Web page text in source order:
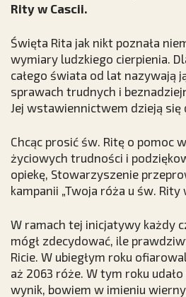
Rity w Cascii.
Święta Rita jak nikt poznała
wymiary ludzkiego cierpienia.
całego świata od lat nazywają
sprawach trudnych i
Jej wstawiennictwem dzieją się
Chcąc prosić św. Ritę o pomoc
życiowych trudności i
opiekę, Stowarzyszenie
kampanii „Twoja róża u św. Rity
W ramach tej inicjatywy każdy
mógł zdecydować, ile
Ricie. W ubiegłym roku
aż 2063 róże. W tym roku
wynik, bowiem w imieniu